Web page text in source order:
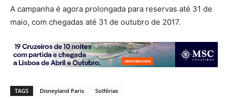
A campanha é agora prolongada para reservas até 31 de
maio, com chegadas até 31 de outubro de 2017.
TAGS Disneyland Paris Solférias